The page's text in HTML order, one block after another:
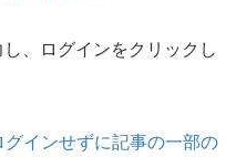
、ログインをクリックし
インせずに記事の一部の